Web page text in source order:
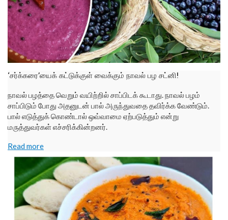
‘சர்க்கரை’யைக் கட்டுக்குள் வைக்கும் நாவல் பழ சட்னி!
நாவல் பழத்தை வெறும் வயிற்றில் சாப்பிடக் கூடாது. நாவல் பழம்
சாப்பிடும் போது அதனுடன் பால் அருந்துவதை தவிர்க்க வேண்டும்.
பால் எடுத்துக் கொண்டால் ஒவ்வாமை ஏற்படுத்தும் என்று
மருத்துவர்கள் எச்சரிக்கின்றனர்.
Read more